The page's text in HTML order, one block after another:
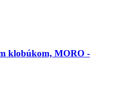
klobúkom, MORO -